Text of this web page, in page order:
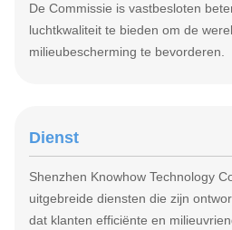
De Commissie is vastbesloten
luchtkwaliteit te bieden om de
milieubescherming te bevorderen.
Dienst
Shenzhen Knowhow Technology
uitgebreide diensten die zijn
dat klanten efficiënte en